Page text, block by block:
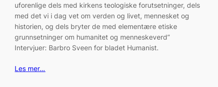
uforenlige dels med kirkens teologiske forutsetninger, dels
med det vi i dag vet om verden og livet, mennesket og
historien, og dels bryter de med elementære etiske
grunnsetninger om humanitet og menneskeverd”
Intervjuer: Barbro Sveen for bladet Humanist.
Les mer…